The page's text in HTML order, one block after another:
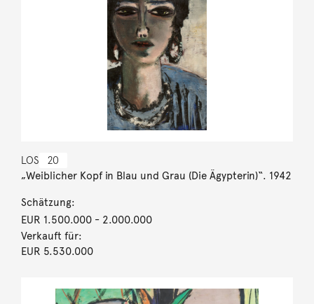
LOS 20
„Weiblicher Kopf in Blau und Grau (Die Ägypterin)“. 1942
Schätzung:
EUR 1.500.000- 2.000.000
Verkauft für:
EUR 5.530.000